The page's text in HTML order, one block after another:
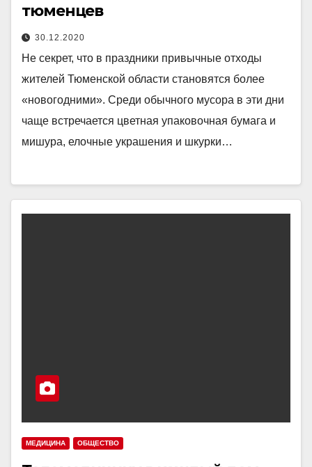
тюменцев
30.12.2020
Не секрет, что в праздники привычные отходы
жителей Тюменской области становятся более
«новогодними». Среди обычного мусора в эти дни
чаще встречается цветная упаковочная бумага и
мишура, елочные украшения и шкурки…
МЕДИЦИНА ОБЩЕСТВО